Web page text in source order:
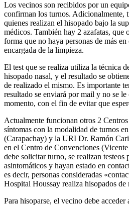
Los vecinos son recibidos por un
confirman los turnos. Adicionalmente,
quienes realizan el hisopado bajo la
médicos. También hay 2 azafatas, que
forma que no haya personas de más
encargada de la limpieza.
El test que se realiza utiliza la técnica
hisopado nasal, y el resultado se
de realizado el mismo. Es importante
resultado se enviará por mail y no se
momento, con el fin de evitar que
Actualmente funcionan otros 2 Centros
síntomas con la modalidad de turnos
(Carapachay) y la URI Dr. Ramón
en el Centro de Convenciones
debe solicitar turno, se realizan testeos
asintomáticos y hayan estado en
es decir, personas consideradas
Hospital Houssay realiza hisopados de
Para hisoparse, el vecino debe